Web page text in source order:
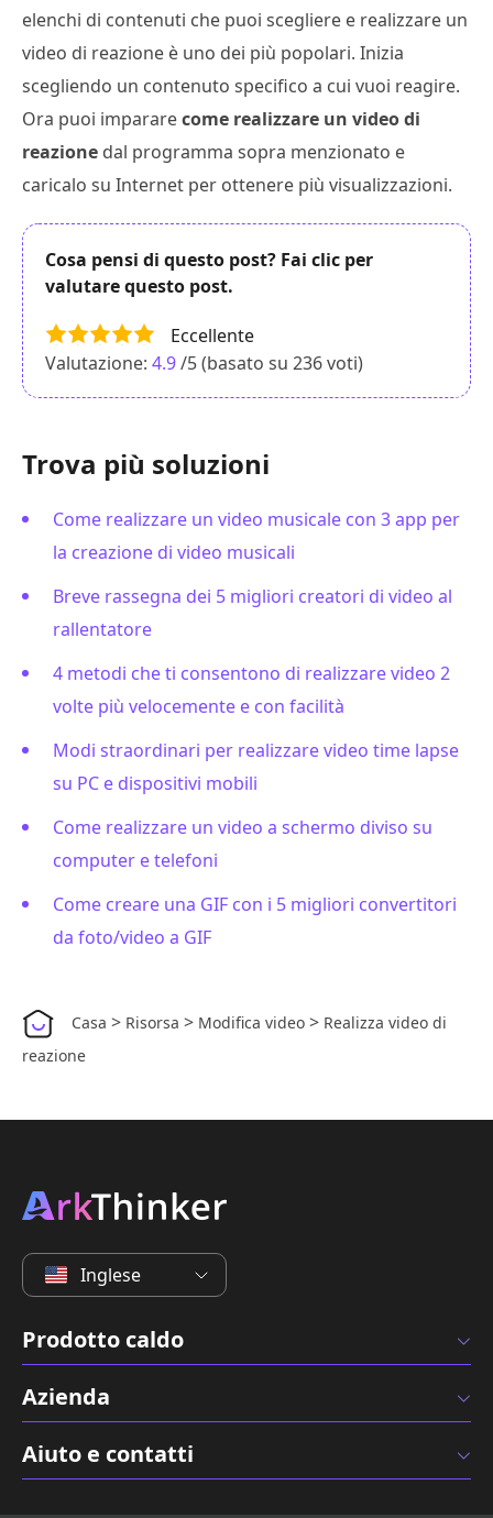
elenchi di contenuti che puoi scegliere e realizzare un
video di reazione è uno dei più popolari. Inizia
scegliendo un contenuto specifico a cui vuoi reagire.
Ora puoi impararecome realizzare un video di
reazione dal programma sopra menzionato e
caricalo su Internet per ottenere più visualizzazioni.
Cosa pensi di questo post? Fai clic per
valutare questo post.
Eccellente
Valutazione: 4.9/5 (basato su 236voti)
Trova più soluzioni
Come realizzare un video musicale con 3 app per
la creazione di video musicali
Breve rassegna dei 5 migliori creatori di video al
rallentatore
4 metodi che ti consentono di realizzare video 2
volte più velocemente e con facilità
Modi straordinari per realizzare video time lapse
su PC e dispositivi mobili
Come realizzare un video a schermo diviso su
computer e telefoni
Come creare una GIF con i 5 migliori convertitori
da foto/video a GIF
Casa > Risorsa > Modifica video > Realizza video di
reazione
Inglese
Prodotto caldo
Azienda
Aiuto e contatti